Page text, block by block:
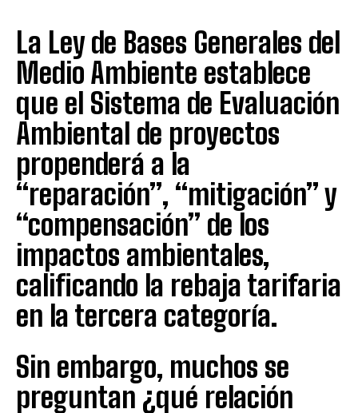
La Ley de Bases Generales del
Medio Ambiente establece
que el Sistema de Evaluación
Ambiental de proyectos
propenderá a la
“reparación”, “mitigación” y
“compensación” de los
impactos ambientales,
calificando la rebaja tarifaria
en la tercera categoría.
Sin embargo, muchos se
preguntan ¿qué relación